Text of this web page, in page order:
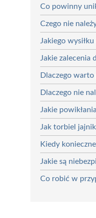
Co powinny
Czego nie
Jakiego
Jakie zalecenia
Dlaczego
Dlaczego nie
Jakie
Jak torbiel
Kiedy
Jakie są
Co robić w